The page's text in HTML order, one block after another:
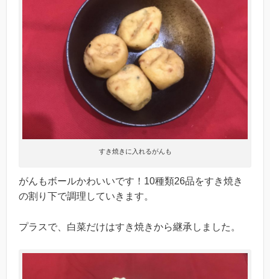
すき焼きに入れるがんも
がんもボールかわいいです！10種類26品をすき焼き
の割り下で調理していきます。
プラスで、白菜だけはすき焼きから継承しました。